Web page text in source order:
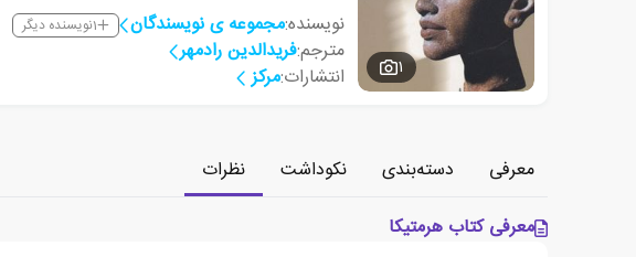
1
نویسنده:مجموعه ی نویسندگان 1نویسنده دیگر
مترجم:فریدالدین رادمهر
انتشارات:مرکز
معرفی دسته‌بندی نکوداشت
نظرات
معرفی کتاب هرمتیکا